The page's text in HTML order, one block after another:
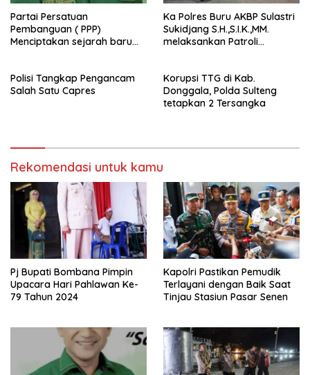
Partai Persatuan
Pembanguan ( PPP)
Menciptakan sejarah baru
Buru (Namlea).
Ka Polres Buru AKBP Sulastri
Sukidjang S.H.,S.I.K.,MM.
melaksankan Patroli
Polisi Tangkap Pengancam
Salah Satu Capres
Korupsi TTG di Kab.
Donggala, Polda Sulteng
tetapkan 2 Tersangka
Rekomendasi untuk kamu
Pj Bupati Bombana Pimpin
Upacara Hari Pahlawan Ke-
79 Tahun 2024
Kapolri Pastikan Pemudik
Terlayani dengan Baik Saat
Tinjau Stasiun Pasar Senen